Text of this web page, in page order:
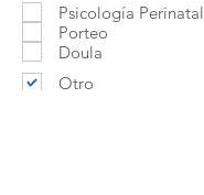
Psicología Perinatal
Porteo
Doula
Otro